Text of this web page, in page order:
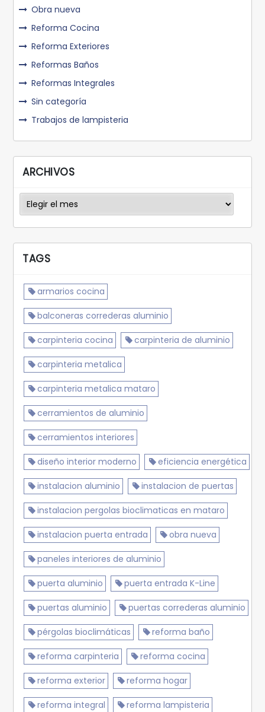
Obra nueva
Reforma Cocina
Reforma Exteriores
Reformas Baños
Reformas Integrales
Sin categoría
Trabajos de lampisteria
ARCHIVOS
Archivos
TAGS
armarios cocina
balconeras correderas aluminio
carpinteria cocina carpinteria de aluminio
carpinteria metalica
carpinteria metalica mataro
cerramientos de aluminio
cerramientos interiores
diseño interior moderno eficiencia energética
instalacion aluminio instalacion de puertas
instalacion pergolas bioclimaticas en mataro
instalacion puerta entrada obra nueva
paneles interiores de aluminio
puerta aluminio puerta entrada K-Line
puertas aluminio puertas correderas aluminio
pérgolas bioclimáticas reforma baño
reforma carpinteria reforma cocina
reforma exterior reforma hogar
reforma integral reforma lampisteria